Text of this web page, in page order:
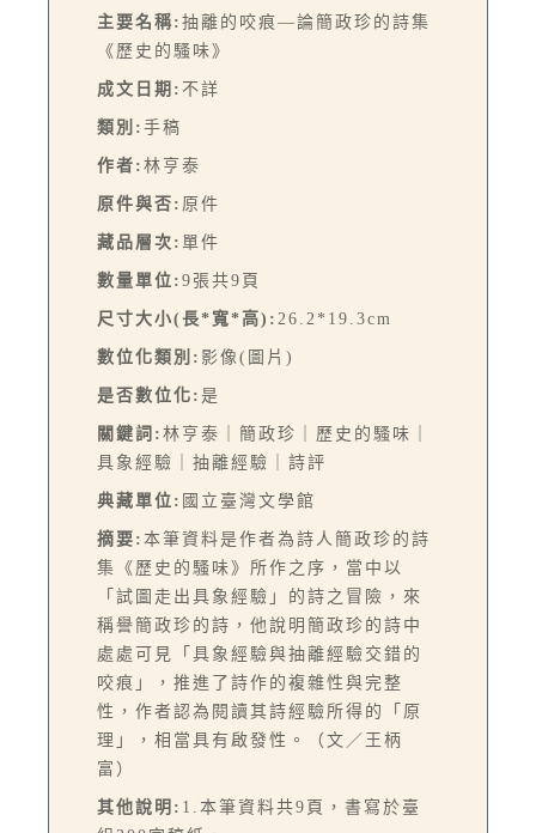
主要名稱: 抽離的咬痕—論簡政珍的詩集
《歷史的騷味》
成文日期: 不詳
類別: 手稿
作者: 林亨泰
原件與否: 原件
藏品層次: 單件
數量單位: 9張共9頁
尺寸大小(長*寬*高): 26.2*19.3cm
數位化類別: 影像(圖片)
是否數位化: 是
關鍵詞: 林亨泰｜簡政珍｜歷史的騷味｜
具象經驗｜抽離經驗｜詩評
典藏單位: 國立臺灣文學館
摘要: 本筆資料是作者為詩人簡政珍的詩
集《歷史的騷味》所作之序，當中以
「試圖走出具象經驗」的詩之冒險，來
稱譽簡政珍的詩，他說明簡政珍的詩中
處處可見「具象經驗與抽離經驗交錯的
咬痕」，推進了詩作的複雜性與完整
性，作者認為閱讀其詩經驗所得的「原
理」，相當具有啟發性。（文／王柄
富）
其他說明: 1.本筆資料共9頁，書寫於臺